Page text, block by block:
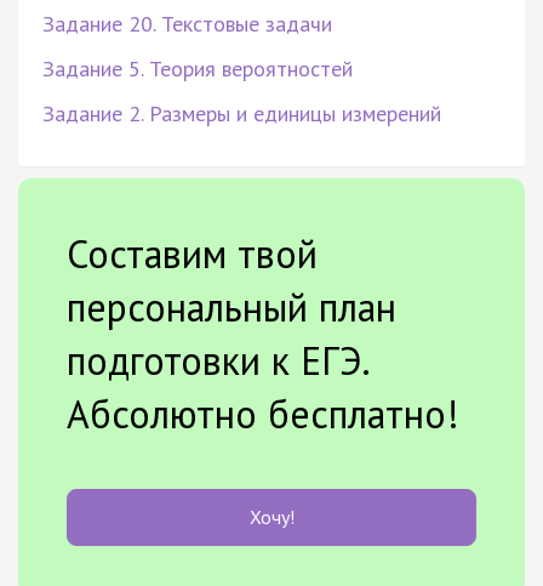
Задание 20. Текстовые задачи
Задание 5. Теория вероятностей
Задание 2. Размеры и единицы измерений
Составим твой
персональный план
подготовки к ЕГЭ.
Абсолютно бесплатно!
Хочу!